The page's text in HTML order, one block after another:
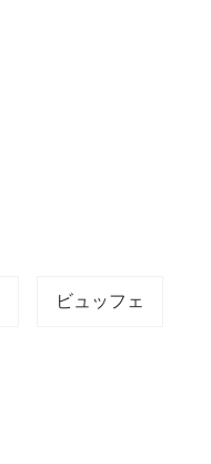
ビュッフェ